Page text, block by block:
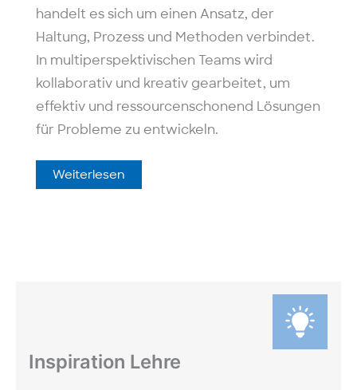
handelt es sich um einen Ansatz, der
Haltung, Prozess und Methoden verbindet.
In multiperspektivischen Teams wird
kollaborativ und kreativ gearbeitet, um
effektiv und ressourcenschonend Lösungen
für Probleme zu entwickeln.
Potenziale
Weiterlesen
Inspiration Lehre